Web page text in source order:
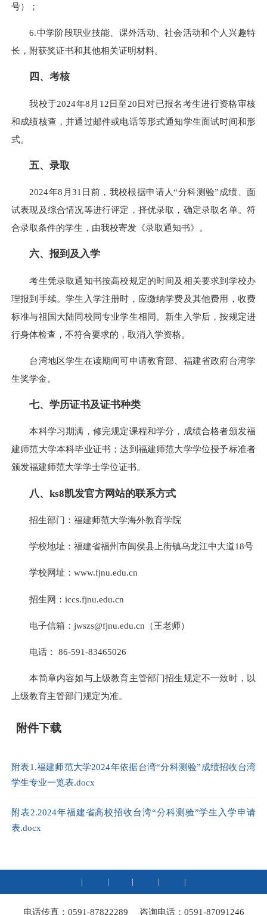
号）；
6.中学阶段职业技能、课外活动、社会活动和个人兴趣特
长，附获奖证书和其他相关证明材料。
四、考核
我校于2024年8月12日至20日对已报名考生进行资格审核
和成绩核查，并通过邮件或电话等形式通知学生面试时间和形
式。
五、录取
2024年8月31日前，我校根据申请人“分科测验”成绩、面
试表现及综合情况等进行评定，择优录取，确定录取名单。符
合录取条件的学生，由我校寄发《录取通知书》。
六、报到及入学
考生凭录取通知书按高校规定的时间及相关要求到学校办
理报到手续。学生入学注册时，应缴纳学费及其他费用，收费
标准与祖国大陆同校同专业学生相同。新生入学后，按规定进
行身体检查，不符合要求的，取消入学资格。
台湾地区学生在读期间可申请教育部、福建省政府台湾学
生奖学金。
七、学历证书及证书种类
本科学习期满，修完规定课程和学分，成绩合格者颁发福
建师范大学本科毕业证书；达到福建师范大学学位授予标准者
颁发福建师范大学学士学位证书。
八、ks8凯发官方网站的联系方式
招生部门：福建师范大学海外教育学院
学校地址：福建省福州市闽侯县上街镇乌龙江中大道18号
学校网址：www.fjnu.edu.cn
招生网：iccs.fjnu.edu.cn
电子信箱：jwszs@fjnu.edu.cn （王老师）
电话： 86-591-83465026
本简章内容如与上级教育主管部门招生规定不一致时，以
上级教育主管部门规定为准。
附件下载
附表1.福建师范大学2024年依据台湾“分科测验”成绩招收台湾
学生专业一览表.docx
附表2.2024年福建省高校招收台湾“分科测验”学生入学申请
表.docx
| | | | |
电话传真：0591-87822289 咨询电话：0591-87091246